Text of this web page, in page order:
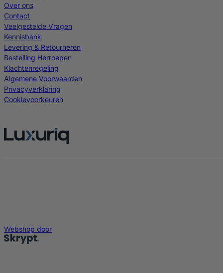
Over ons
Contact
Veelgestelde Vragen
Kennisbank
Levering & Retourneren
Bestelling Herroepen
Klachtenregeling
Algemene Voorwaarden
Privacyverklaring
Cookievoorkeuren
Webshop door